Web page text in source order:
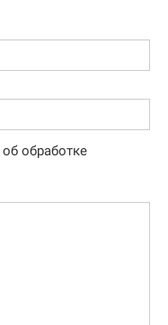
об обработке